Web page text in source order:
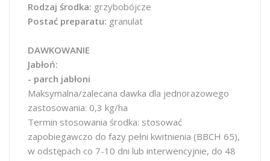
Rodzaj środka: grzybobójcze
Postać preparatu: granulat
DAWKOWANIE
Jabłoń:
- parch jabłoni
Maksymalna/zalecana dawka dla jednorazowego
zastosowania: 0,3 kg/ha
Termin stosowania środka: stosować
zapobiegawczo do fazy pełni kwitnienia (BBCH 65),
w odstępach co 7-10 dni lub interwencyjnie, do 48